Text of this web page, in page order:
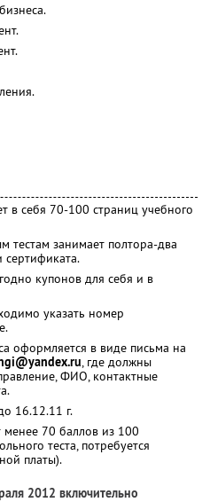
в себя 70-100 страниц учебного
тестам занимает полтора-два
сертификата.
купонов для себя и в
указать номер
оформляется в виде письма на
, где должны
ФИО, контактные
16.12.11 г.
менее 70 баллов из 100
теста, потребуется
платы).
2012 включительно